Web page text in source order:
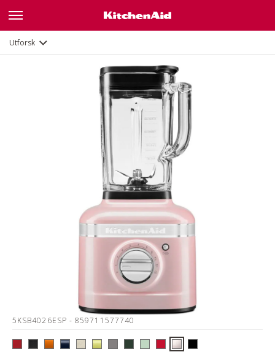
Utforsk
5KSB4026ESP - 859711577740